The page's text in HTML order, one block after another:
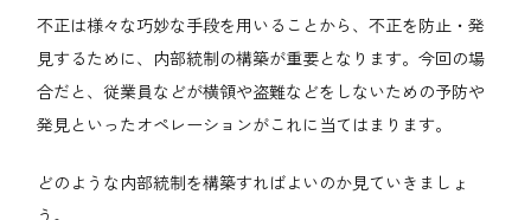
不正は様々な巧妙な手段を用いることから、不正を防止・発
見するために、内部統制の構築が重要となります。今回の場
合だと、従業員などが横領や盗難などをしないための予防や
発見といったオペレーションがこれに当てはまります。
どのような内部統制を構築すればよいのか見ていきましょ